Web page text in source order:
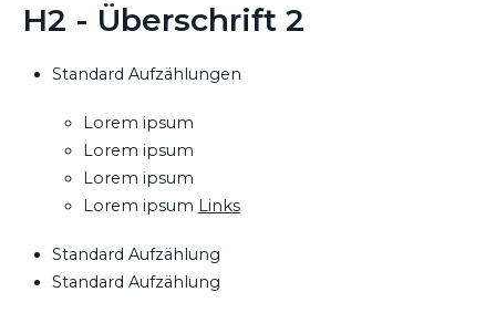
H2 - Überschrift 2
Standard Aufzählungen
Lorem ipsum
Lorem ipsum
Lorem ipsum
Lorem ipsum Links
Standard Aufzählung
Standard Aufzählung